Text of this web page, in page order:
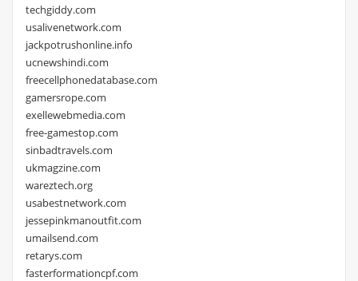
techgiddy.com
usalivenetwork.com
jackpotrushonline.info
ucnewshindi.com
freecellphonedatabase.com
gamersrope.com
exellewebmedia.com
free-gamestop.com
sinbadtravels.com
ukmagzine.com
wareztech.org
usabestnetwork.com
jessepinkmanoutfit.com
umailsend.com
retarys.com
fasterformationcpf.com